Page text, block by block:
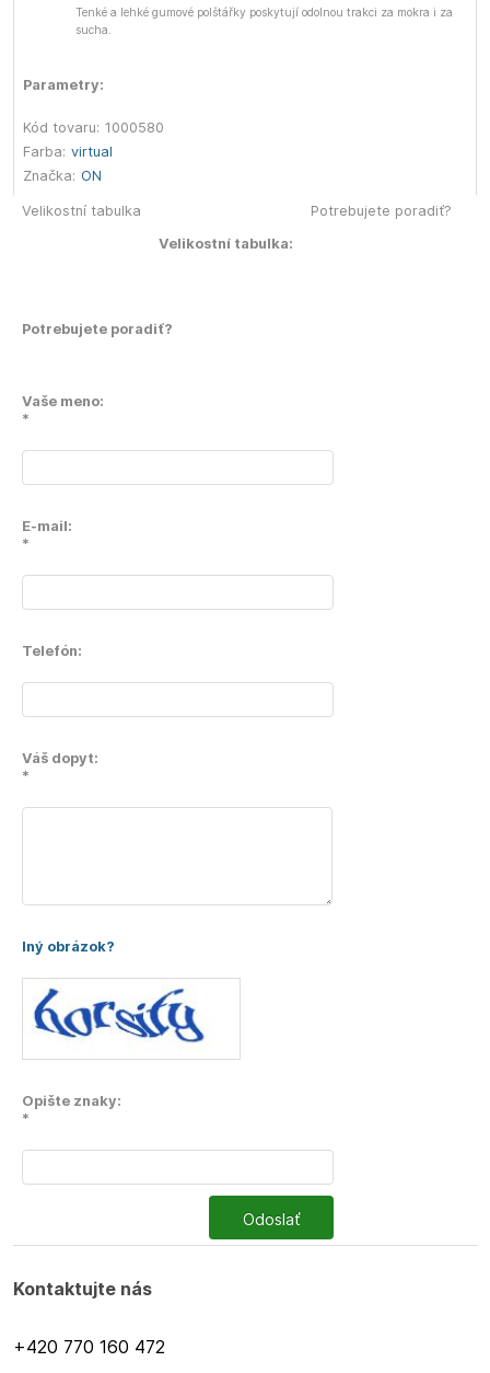
Tenké a lehké gumové polštářky poskytují odolnou trakci za mokra i za
sucha.
Parametry:
Kód tovaru: 1000580
Farba: virtual
Značka: ON
Velikostní tabulka
Velikostní tabulka:
Potrebujete poradiť?
Potrebujete poradiť?
Vaše meno:
*
E-mail:
*
Telefón:
Váš dopyt:
*
Iný obrázok?
Opište znaky:
*
Odoslať
Kontaktujte nás
+420 770 160 472